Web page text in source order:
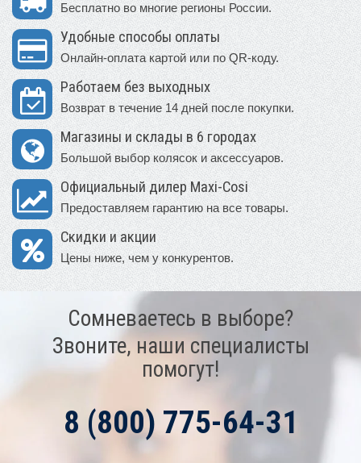
Бесплатно во многие регионы России.
Удобные способы оплаты
Онлайн-оплата картой или по QR-коду.
Работаем без выходных
Возврат в течение 14 дней после покупки.
Магазины и склады в 6 городах
Большой выбор колясок и аксессуаров.
Официальный дилер Maxi-Cosi
Предоставляем гарантию на все товары.
Скидки и акции
Цены ниже, чем у конкурентов.
Сомневаетесь в выборе?
Звоните, наши специалисты
помогут!
8 (800) 775-64-31